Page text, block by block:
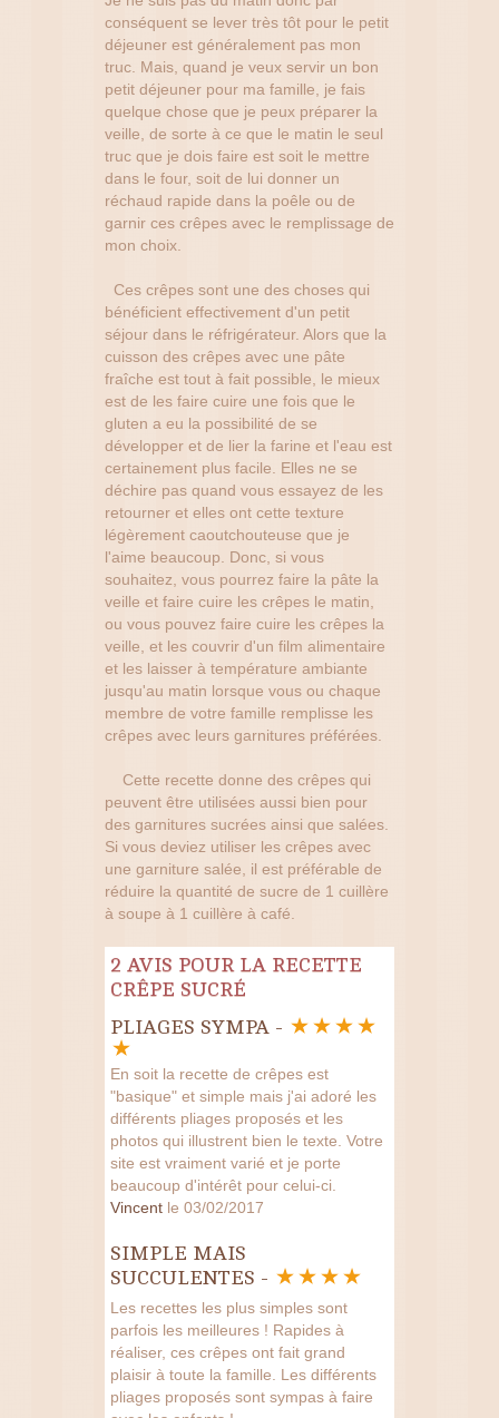
conséquent se lever très tôt pour le petit
déjeuner est généralement pas mon
truc. Mais, quand je veux servir un bon
petit déjeuner pour ma famille, je fais
quelque chose que je peux préparer la
veille, de sorte à ce que le matin le seul
truc que je dois faire est soit le mettre
dans le four, soit de lui donner un
réchaud rapide dans la poêle ou de
garnir ces crêpes avec le remplissage de
mon choix.
Ces crêpes sont une des choses qui
bénéficient effectivement d'un petit
séjour dans le réfrigérateur. Alors que la
cuisson des crêpes avec une pâte
fraîche est tout à fait possible, le mieux
est de les faire cuire une fois que le
gluten a eu la possibilité de se
développer et de lier la farine et l'eau est
certainement plus facile. Elles ne se
déchire pas quand vous essayez de les
retourner et elles ont cette texture
légèrement caoutchouteuse que je
l'aime beaucoup. Donc, si vous
souhaitez, vous pourrez faire la pâte la
veille et faire cuire les crêpes le matin,
ou vous pouvez faire cuire les crêpes la
veille, et les couvrir d'un film alimentaire
et les laisser à température ambiante
jusqu'au matin lorsque vous ou chaque
membre de votre famille remplisse les
crêpes avec leurs garnitures préférées.
Cette recette donne des crêpes qui
peuvent être utilisées aussi bien pour
des garnitures sucrées ainsi que salées.
Si vous deviez utiliser les crêpes avec
une garniture salée, il est préférable de
réduire la quantité de sucre de 1 cuillère
à soupe à 1 cuillère à café.
2 AVIS POUR LA RECETTE
CRÊPE SUCRÉ
PLIAGES SYMPA -
En soit la recette de crêpes est
"basique" et simple mais j'ai adoré les
différents pliages proposés et les
photos qui illustrent bien le texte. Votre
site est vraiment varié et je porte
beaucoup d'intérêt pour celui-ci.
Vincent le 03/02/2017
SIMPLE MAIS
SUCCULENTES -
Les recettes les plus simples sont
parfois les meilleures ! Rapides à
réaliser, ces crêpes ont fait grand
plaisir à toute la famille. Les différents
pliages proposés sont sympas à faire